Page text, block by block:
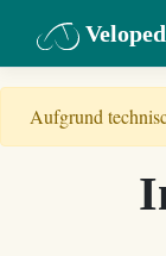
Aufgrund